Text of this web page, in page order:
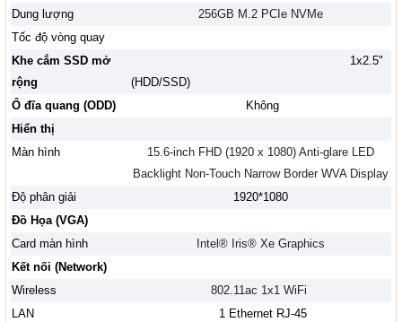
Dung lượng
256GB M.2 PCIe NVMe
Tốc độ vòng quay
Khe cắm SSD mở
rộng
1x2.5"
(HDD/SSD)
Ổ đĩa quang (ODD)
Không
Hiển thị
Màn hình
15.6-inch FHD (1920 x 1080) Anti-glare LED
Backlight Non-Touch Narrow Border WVA Display
Độ phân giải
1920*1080
Đồ Họa (VGA)
Card màn hình
Intel® Iris® Xe Graphics
Kết nối (Network)
Wireless
802.11ac 1x1 WiFi
LAN
1 Ethernet RJ-45